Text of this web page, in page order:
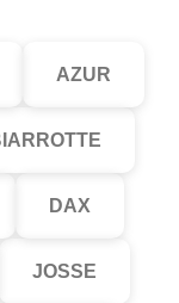
AZUR
DAX
JOSSE